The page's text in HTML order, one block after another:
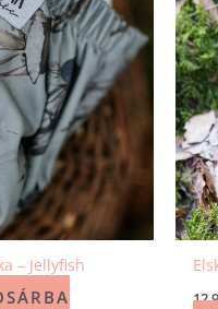
– Jellyfish
12